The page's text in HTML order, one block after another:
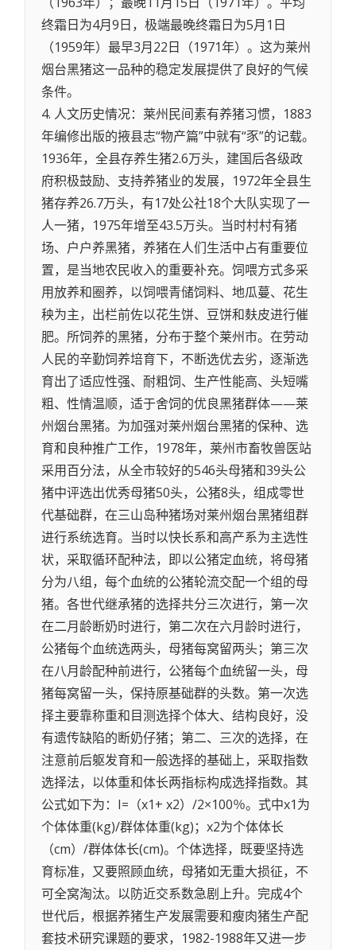
终霜日为4月9日，极端最晚终霜日为5月1日
（1959年）最早3月22日（1971年）。这为莱州
烟台黑猪这一品种的稳定发展提供了良好的气候
条件。
4. 人文历史情况：莱州民间素有养猪习惯，1883
年编修出版的掖县志“物产篇”中就有“豕”的记载。
1936年，全县存养生猪2.6万头，建国后各级政
府积极鼓励、支持养猪业的发展，1972年全县生
猪存养26.7万头，有17处公社18个大队实现了一
人一猪，1975年增至43.5万头。当时村村有猪
场、户户养黑猪，养猪在人们生活中占有重要位
置，是当地农民收入的重要补充。饲喂方式多采
用放养和圈养，以饲喂青储饲料、地瓜蔓、花生
秧为主，出栏前佐以花生饼、豆饼和麸皮进行催
肥。所饲养的黑猪，分布于整个莱州市。在劳动
人民的辛勤饲养培育下，不断选优去劣，逐渐选
育出了适应性强、耐粗饲、生产性能高、头短嘴
粗、性情温顺，适于舍饲的优良黑猪群体——莱
州烟台黑猪。为加强对莱州烟台黑猪的保种、选
育和良种推广工作，1978年，莱州市畜牧兽医站
采用百分法，从全市较好的546头母猪和39头公
猪中评选出优秀母猪50头，公猪8头，组成零世
代基础群，在三山岛种猪场对莱州烟台黑猪组群
进行系统选育。当时以快长系和高产系为主选性
状，采取循环配种法，即以公猪定血统，将母猪
分为八组，每个血统的公猪轮流交配一个组的母
猪。各世代继承猪的选择共分三次进行，第一次
在二月龄断奶时进行，第二次在六月龄时进行，
公猪每个血统选两头，母猪每窝留两头；第三次
在八月龄配种前进行，公猪每个血统留一头，母
猪每窝留一头，保持原基础群的头数。第一次选
择主要靠称重和目测选择个体大、结构良好，没
有遗传缺陷的断奶仔猪；第二、三次的选择，在
注意前后躯发育和一般选择的基础上，采取指数
选择法，以体重和体长两指标构成选择指数。其
公式如下为：I=（x1+ x2）/2×100％。式中x1为
个体体重(kg)/群体体重(kg)；x2为个体体长
（cm）/群体体长(cm)。个体选择，既要坚持选
育标准，又要照顾血统，母猪如无重大损征，不
可全窝淘汰。以防近交系数急剧上升。完成4个
世代后，根据养猪生产发展需要和瘦肉猪生产配
套技术研究课题的要求，1982-1988年又进一步